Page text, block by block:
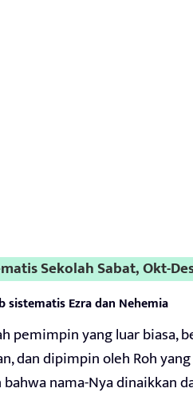
Sekolah Sabat, Okt-
sistematis Ezra dan Nehemia
pemimpin yang luar biasa,
dan dipimpin oleh Roh
nama-Nya dinaikkan